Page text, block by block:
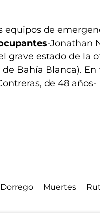
equipos de
-Jonathan
grave estado de la
de Bahía Blanca).
de 48 años-
Dorrego Muertes